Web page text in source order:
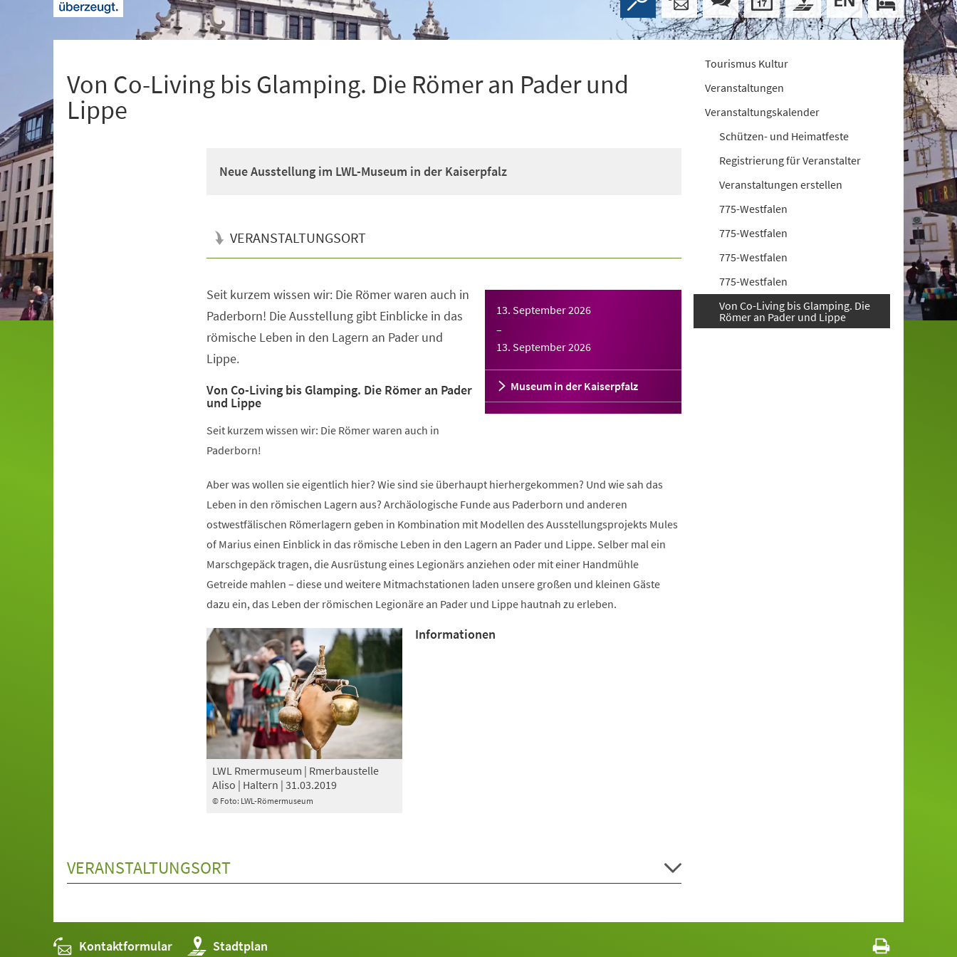
Von Co-Living bis Glamping. Die Römer an Pader und
Lippe
Neue Ausstellung im LWL-Museum in der Kaiserpfalz
VERANSTALTUNGSORT
13. September 2026
–
13. September 2026
Museum in der Kaiserpfalz
Seit kurzem wissen wir: Die Römer waren auch in
Paderborn! Die Ausstellung gibt Einblicke in das
römische Leben in den Lagern an Pader und
Lippe.
Von Co-Living bis Glamping. Die Römer an Pader
und Lippe
Seit kurzem wissen wir: Die Römer waren auch in
Paderborn!
Aber was wollen sie eigentlich hier? Wie sind sie überhaupt hierhergekommen? Und wie sah das
Leben in den römischen Lagern aus? Archäologische Funde aus Paderborn und anderen
ostwestfälischen Römerlagern geben in Kombination mit Modellen des Ausstellungsprojekts Mules
of Marius einen Einblick in das römische Leben in den Lagern an Pader und Lippe. Selber mal ein
Marschgepäck tragen, die Ausrüstung eines Legionärs anziehen oder mit einer Handmühle
Getreide mahlen – diese und weitere Mitmachstationen laden unsere großen und kleinen Gäste
dazu ein, das Leben der römischen Legionäre an Pader und Lippe hautnah zu erleben.
© Foto: LWL-Römermuseum
LWL Rmermuseum | Rmerbaustelle
Aliso | Haltern | 31.03.2019
Informationen
VERANSTALTUNGSORT
Tourismus Kultur
Veranstaltungen
Veranstaltungskalender
Schützen- und Heimatfeste
Registrierung für Veranstalter
Veranstaltungen erstellen
775-Westfalen
775-Westfalen
775-Westfalen
775-Westfalen
Von Co-Living bis Glamping. Die
Römer an Pader und Lippe
Kontaktformular Stadtplan
(Öffnet